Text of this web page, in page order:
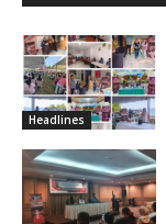
Headlines